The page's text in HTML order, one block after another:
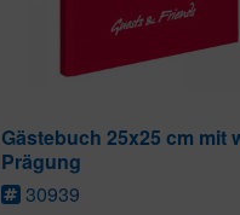
Gästebuch 25x25 cm mit
Prägung
30939